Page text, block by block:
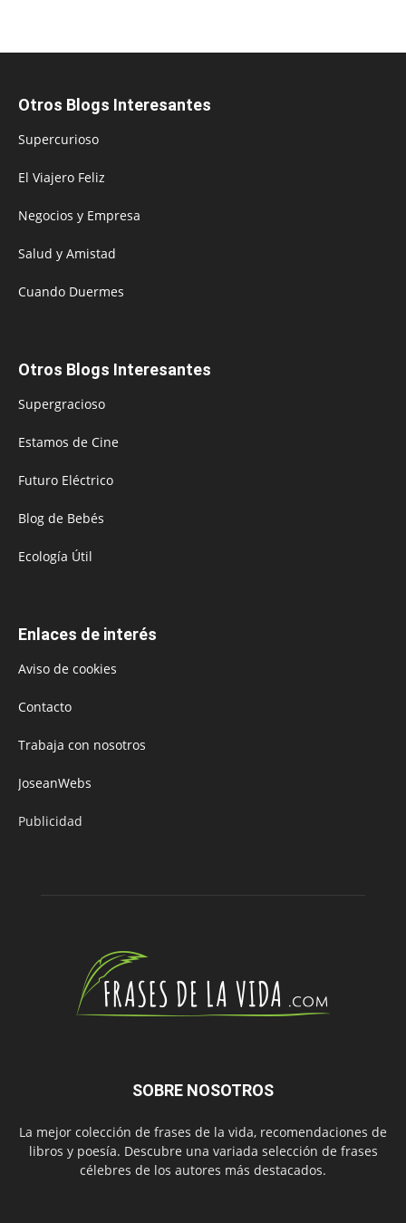
Otros Blogs Interesantes
Supercurioso
El Viajero Feliz
Negocios y Empresa
Salud y Amistad
Cuando Duermes
Otros Blogs Interesantes
Supergracioso
Estamos de Cine
Futuro Eléctrico
Blog de Bebés
Ecología Útil
Enlaces de interés
Aviso de cookies
Contacto
Trabaja con nosotros
JoseanWebs
Publicidad
SOBRE NOSOTROS
La mejor colección de frases de la vida, recomendaciones de
libros y poesía. Descubre una variada selección de frases
célebres de los autores más destacados.